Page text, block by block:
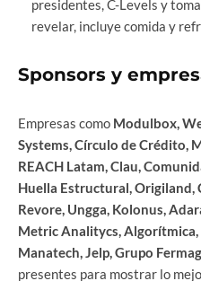
presidentes, C-Levels y
revelar, incluye comida y
Sponsors y
Empresas como Modulbox,
Systems, Círculo de Crédito,
REACH Latam, Clau,
Huella Estructural, Origiland,
Revore, Ungga, Kolonus,
Metric Analitycs, Algorítmica,
Manatech, Jelp, Grupo
presentes para mostrar lo